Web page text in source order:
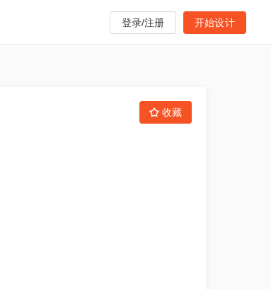
登录/注册 开始设计
收藏